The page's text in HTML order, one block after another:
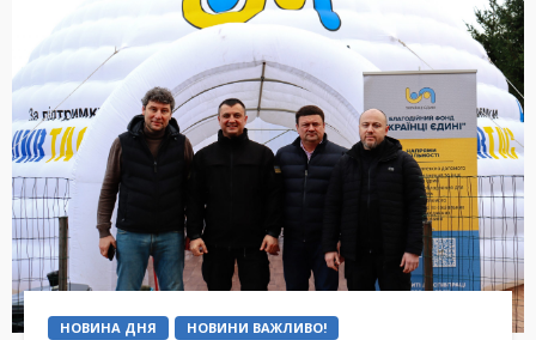
НОВИНА ДНЯ
НОВИНИ ВАЖЛИВО!